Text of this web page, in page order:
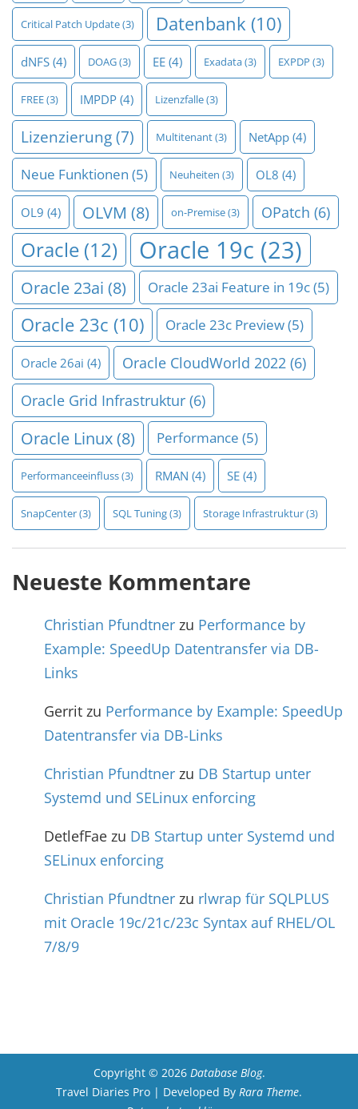
Critical Patch Update(3) Datenbank (10)
dNFS (4) DOAG(3) EE (4) Exadata(3) EXPDP (3)
FREE(3) IMPDP (4) Lizenzfalle(3)
Lizenzierung(7) Multitenant(3) NetApp (4)
Neue Funktionen (5) Neuheiten (3) OL8 (4)
OL9 (4) OLVM (8) on-Premise(3) OPatch (6)
Oracle (12) Oracle 19c (23)
Oracle 23ai (8) Oracle 23ai Feature in 19c(5)
Oracle 23c (10) Oracle 23c Preview(5)
Oracle 26ai (4) Oracle CloudWorld 2022 (6)
Oracle Grid Infrastruktur (6)
Oracle Linux(8) Performance (5)
Performanceeinfluss(3) RMAN (4) SE (4)
SnapCenter(3) SQL Tuning(3) Storage Infrastruktur(3)
Neueste Kommentare
Christian Pfundtner zu Performance by
Example: SpeedUp Datentransfer via DB-
Links
Gerrit zu Performance by Example: SpeedUp
Datentransfer via DB-Links
Christian Pfundtner zu DB Startup unter
Systemd und SELinux enforcing
DetlefFae zu DB Startup unter Systemd und
SELinux enforcing
Christian Pfundtner zu rlwrap für SQLPLUS
mit Oracle 19c/21c/23c Syntax auf RHEL/OL
7/8/9
Copyright © 2026 Database Blog.
Travel Diaries Pro | Developed By Rara Theme.